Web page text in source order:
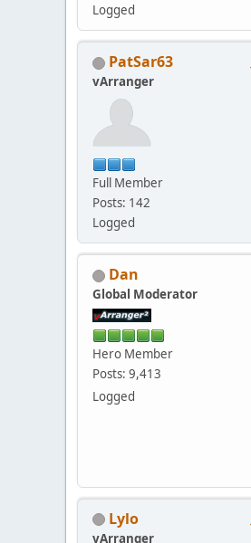
Logged
PatSar63
vArranger
Full Member
Posts: 142
Logged
Dan
Global Moderator
Hero Member
Posts: 9,413
Logged
Lylo
vArranger